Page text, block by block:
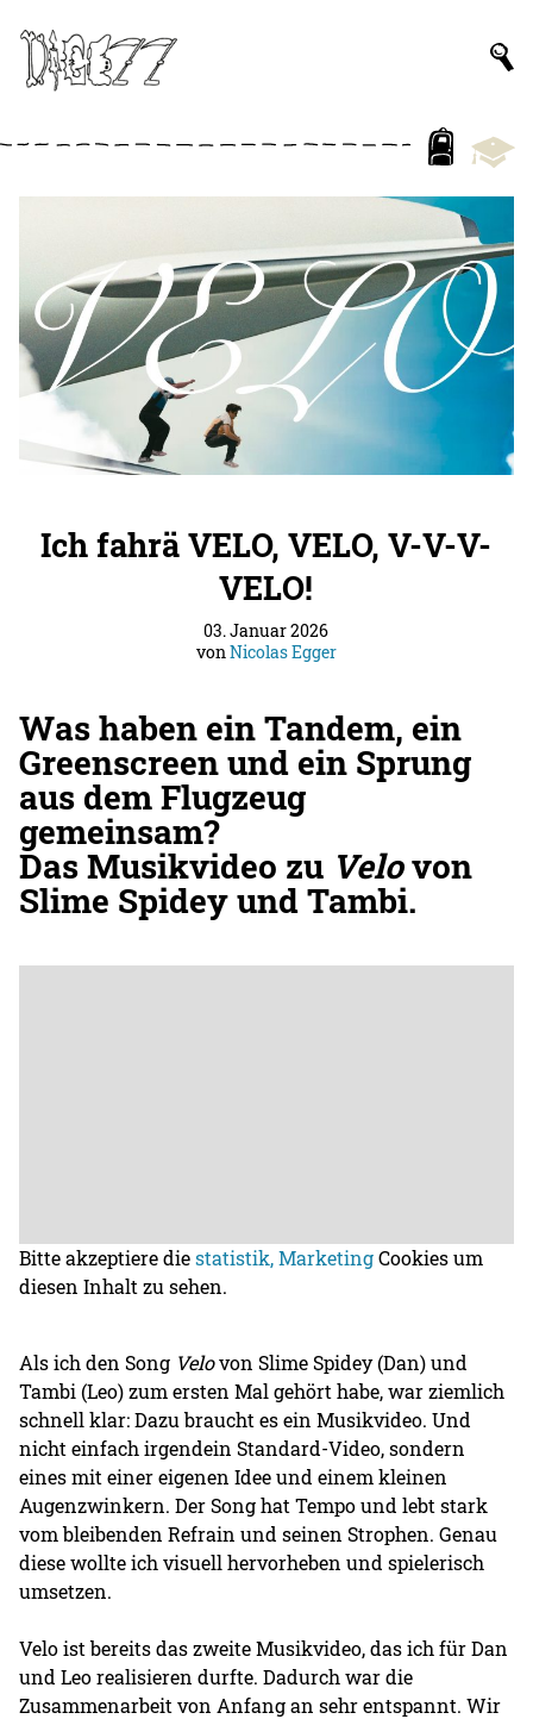
Ich fahrä VELO, VELO, V-V-V-
VELO!
03. Januar 2026
vonNicolas Egger
Was haben ein Tandem, ein
Greenscreen und ein Sprung
aus dem Flugzeug
gemeinsam?
Das Musikvideo zu Velovon
Slime Spidey und Tambi.
Bitte akzeptiere diestatistik, MarketingCookies um
diesen Inhalt zu sehen.
Als ich den Song Velovon Slime Spidey (Dan) und
Tambi (Leo) zum ersten Mal gehört habe, war ziemlich
schnell klar: Dazu braucht es ein Musikvideo. Und
nicht einfach irgendein Standard-Video, sondern
eines mit einer eigenen Idee und einem kleinen
Augenzwinkern. Der Song hat Tempo und lebt stark
vom bleibenden Refrain und seinen Strophen. Genau
diese wollte ich visuell hervorheben und spielerisch
umsetzen.
Velo ist bereits das zweite Musikvideo, das ich für Dan
und Leo realisieren durfte. Dadurch war die
Zusammenarbeit von Anfang an sehr entspannt. Wir